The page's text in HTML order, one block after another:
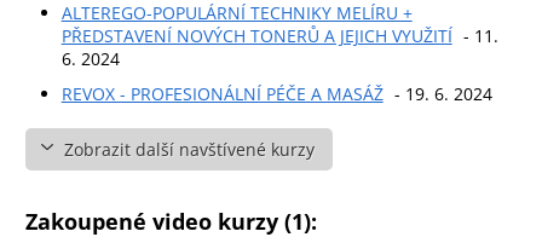
ALTEREGO-POPULÁRNÍ TECHNIKY MELÍRU +
PŘEDSTAVENÍ NOVÝCH TONERŮ A JEJICH VYUŽITÍ - 11.
6. 2024
REVOX - PROFESIONÁLNÍ PÉČE A MASÁŽ - 19. 6. 2024
Zobrazit další navštívené kurzy
Zakoupené video kurzy (1):